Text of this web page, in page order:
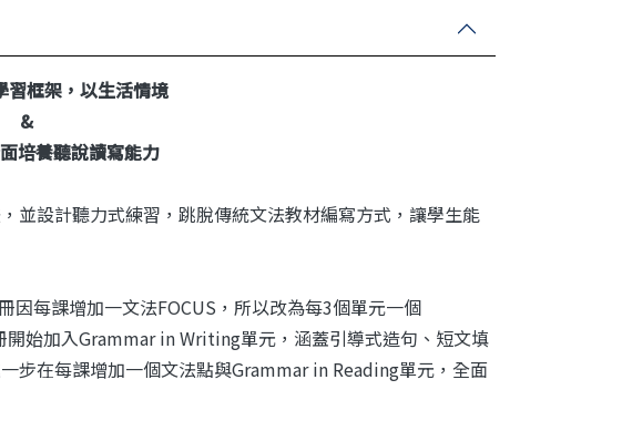
習框架，以生活情境
&
培養聽說讀寫能力
設計聽力式練習，跳脫傳統文法教材編寫方式，讓學生能
每課增加一文法FOCUS，所以改為每3個單元一個
始加入Grammar in Writing單元，涵蓋引導式造句、短文填
步在每課增加一個文法點與Grammar in Reading單元，全面